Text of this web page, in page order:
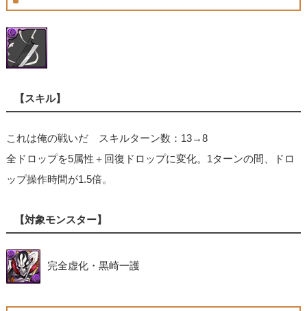
【スキル】
これは俺の戦いだ スキルターン数：13→8
全ドロップを5属性＋回復ドロップに変化。1ターンの間、ドロ
ップ操作時間が1.5倍。
【対象モンスター】
完全虚化・黒崎一護